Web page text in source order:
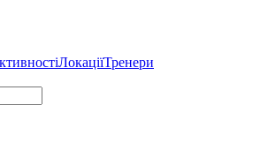
ЛокаціїТренери